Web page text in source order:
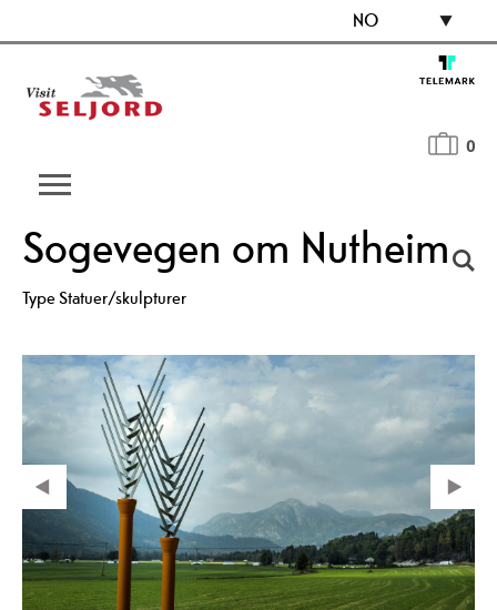
NO
0
Sogevegen om Nutheim
TypeStatuer/skulpturer